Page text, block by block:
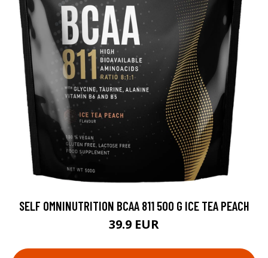
SELF OMNINUTRITION BCAA 811 500 G ICE TEA PEACH
39.9 EUR